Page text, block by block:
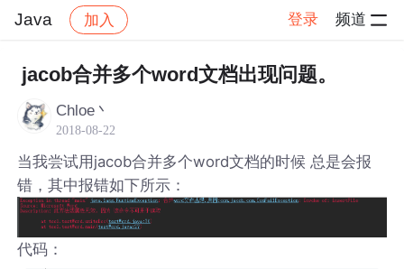
Java 加入 登录 频道
社区 Java 帖子详情
jacob合并多个word文档出现问题。
Chloe丶
2018-08-22
当我尝试用jacob合并多个word文档的时候 总是会报
错，其中报错如下所示：
代码：